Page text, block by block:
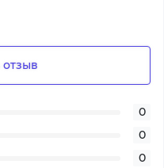
отзыв
0
0
0